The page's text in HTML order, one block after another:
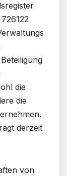
die
die
derzeit
von